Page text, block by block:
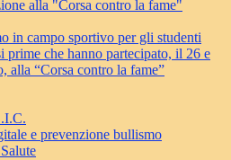
alla "Corsa contro la fame"
in campo sportivo per gli studenti
prime che hanno partecipato, il 26 e
alla “Corsa contro la fame”
e prevenzione bullismo